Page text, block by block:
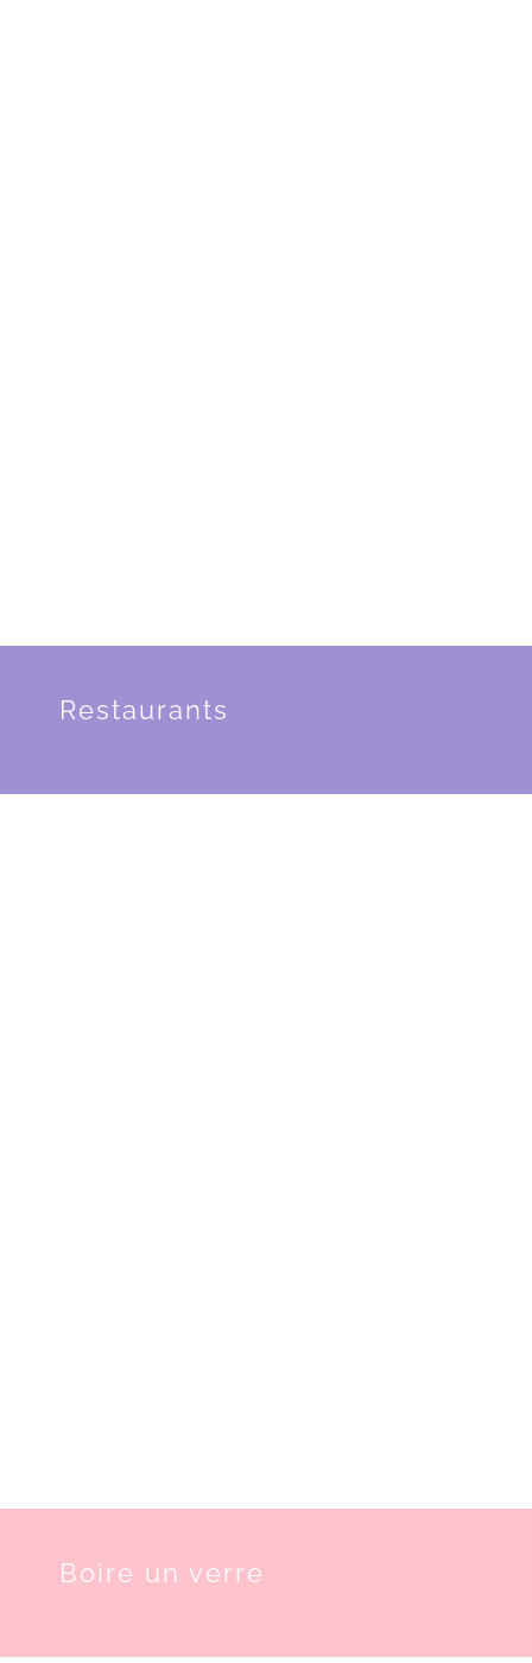
Restaurants
Boire un verre